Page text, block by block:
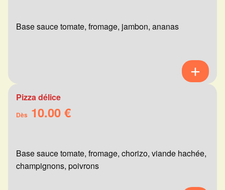
Base sauce tomate, fromage, jambon, ananas
Pizza délice
Dès 10.00 €
Base sauce tomate, fromage, chorizo, viande hachée,
champignons, poivrons